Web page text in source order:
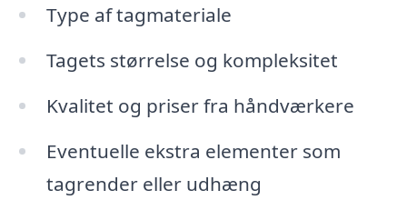
Type af tagmateriale
Tagets størrelse og kompleksitet
Kvalitet og priser fra håndværkere
Eventuelle ekstra elementer som
tagrender eller udhæng